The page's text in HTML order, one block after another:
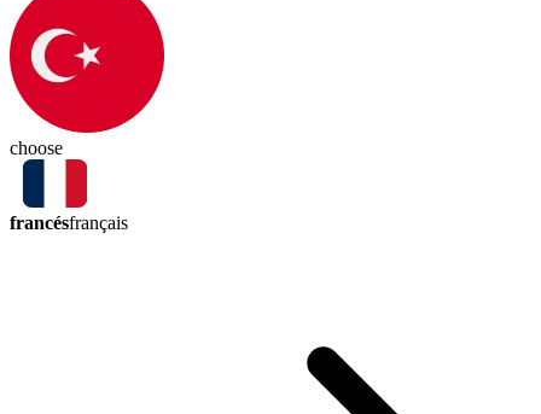
choose
francésfrançais